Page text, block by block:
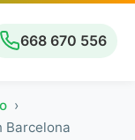
668 670 556
Barcelona